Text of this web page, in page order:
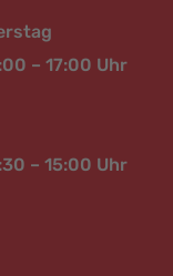
– 17:00 Uhr
– 15:00 Uhr